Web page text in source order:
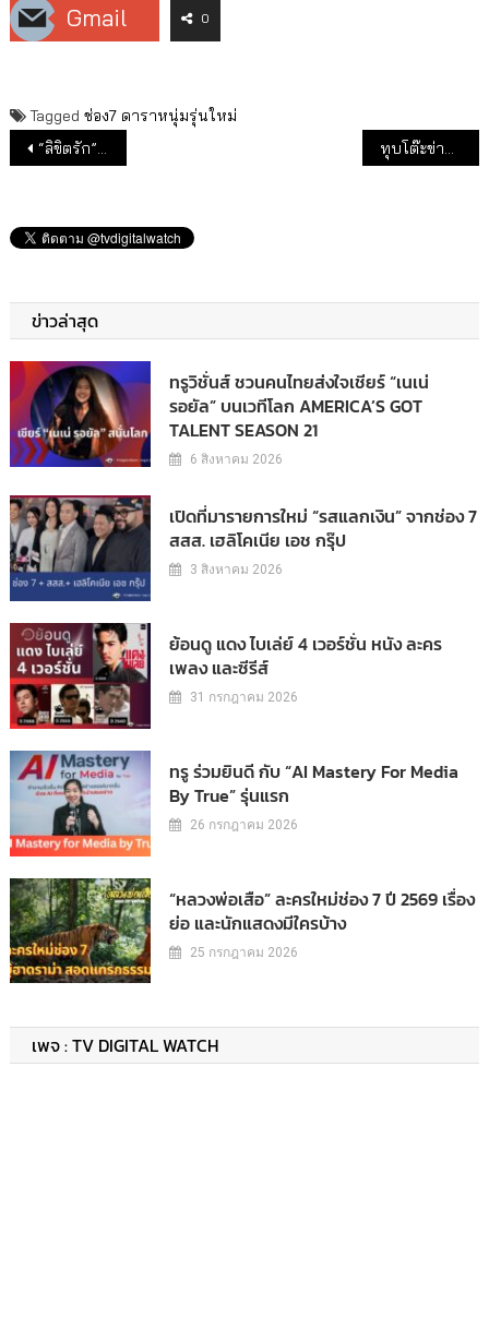
Gmail
0
Tagged ช่อง7 ดาราหนุ่มรุ่นใหม่
แนะแนวเรื่อง
“ลิขิตรัก” เปิดตลาดจีน ทุบโต๊ะข่าว VS ไทยรัฐนิวส์โชว์ บุกไพรม์ไทม์ ฝ่าดงบันเทิง
ข่าวล่าสุด
ทรูวิชั่นส์ ชวนคนไทยส่งใจเชียร์ “เนเน่
รอยัล” บนเวทีโลก AMERICA’S GOT
TALENT SEASON 21
6 สิงหาคม 2026
เปิดที่มารายการใหม่ “รสแลกเงิน” จากช่อง 7
สสส. เฮลิโคเนีย เอช กรุ๊ป
3 สิงหาคม 2026
ย้อนดู แดง ไบเล่ย์ 4 เวอร์ชั่น หนัง ละคร
เพลง และซีรีส์
31 กรกฎาคม 2026
ทรู ร่วมยินดี กับ “AI Mastery For Media
By True” รุ่นแรก
26 กรกฎาคม 2026
“หลวงพ่อเสือ” ละครใหม่ช่อง 7 ปี 2569 เรื่อง
ย่อ และนักแสดงมีใครบ้าง
25 กรกฎาคม 2026
เพจ : TV DIGITAL WATCH